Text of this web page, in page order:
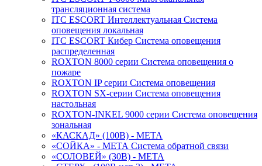
трансляционная система
ITC ESCORT Интеллектуальная Система
оповещения локальная
ITC ESCORT Кибер Система оповещения
распределенная
ROXTON 8000 серии Система оповещения о
пожаре
ROXTON IP серии Система оповещения
ROXTON SX-серии Система оповещения
настольная
ROXTON-INKEL 9000 серии Система оповещения
зональная
«КАСКАД» (100В) - МЕТА
«СОЙКА» - МЕТА Система обратной связи
«СОЛОВЕЙ» (30В) - МЕТА